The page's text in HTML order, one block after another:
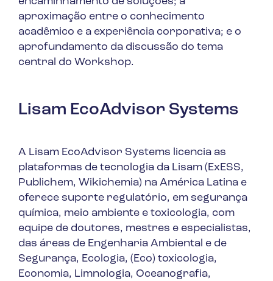
aproximação entre o conhecimento
acadêmico e a experiência corporativa; e o
aprofundamento da discussão do tema
central do Workshop.
Lisam EcoAdvisor Systems
A Lisam EcoAdvisor Systems licencia as
plataformas de tecnologia da Lisam (ExESS,
Publichem, Wikichemia) na América Latina e
oferece suporte regulatório, em segurança
química, meio ambiente e toxicologia, com
equipe de doutores, mestres e especialistas,
das áreas de Engenharia Ambiental e de
Segurança, Ecologia, (Eco) toxicologia,
Economia, Limnologia, Oceanografia,